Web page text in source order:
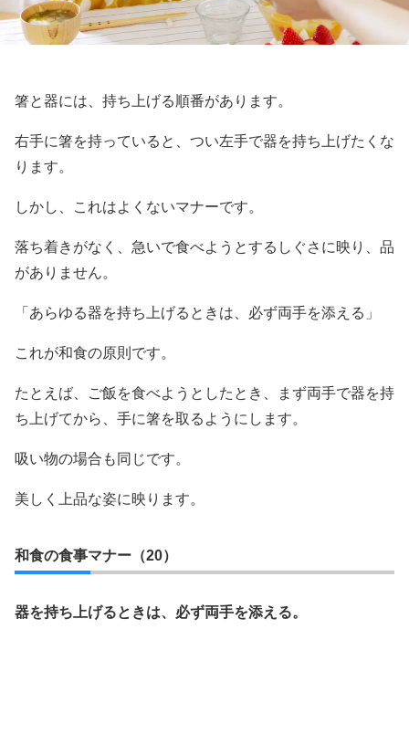
箸と器には、持ち上げる順番があります。
右手に箸を持っていると、つい左手で器を持ち上げたくな
ります。
しかし、これはよくないマナーです。
落ち着きがなく、急いで食べようとするしぐさに映り、品
がありません。
「あらゆる器を持ち上げるときは、必ず両手を添える」
これが和食の原則です。
たとえば、ご飯を食べようとしたとき、まず両手で器を持
ち上げてから、手に箸を取るようにします。
吸い物の場合も同じです。
美しく上品な姿に映ります。
和食の食事マナー（20）
器を持ち上げるときは、必ず両手を添える。